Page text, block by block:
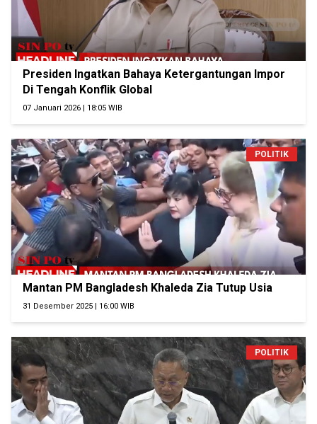
Presiden Ingatkan Bahaya Ketergantungan Impor
Di Tengah Konflik Global
07 Januari 2026 | 18:05 WIB
POLITIK
Mantan PM Bangladesh Khaleda Zia Tutup Usia
31 Desember 2025 | 16:00 WIB
POLITIK